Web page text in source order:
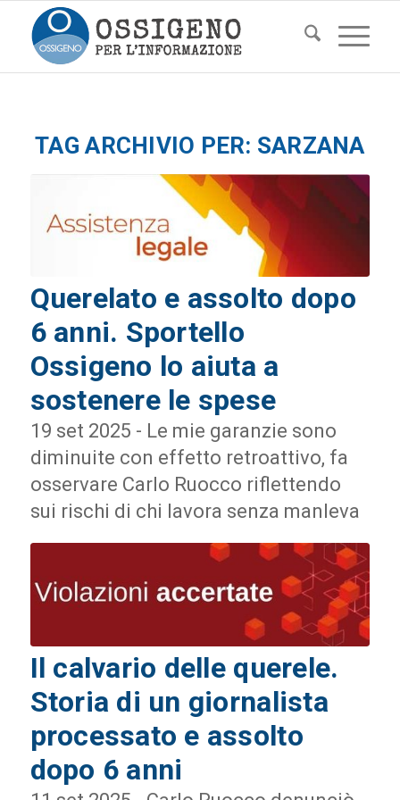
TAG ARCHIVIO PER: SARZANA
Querelato e assolto dopo
6 anni. Sportello
Ossigeno lo aiuta a
sostenere le spese
19 set 2025 - Le mie garanzie sono
diminuite con effetto retroattivo, fa
osservare Carlo Ruocco riflettendo
sui rischi di chi lavora senza manleva
Il calvario delle querele.
Storia di un giornalista
processato e assolto
dopo 6 anni